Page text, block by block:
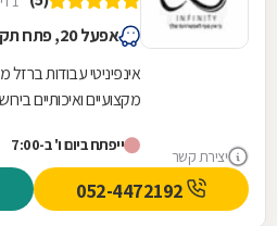
יצירת קשר
אפעל 20, פתח תקווה
אינפיניטי עבודות
מקצועיים ואיכותיים
ייפתח ביום ו' ב-7:00